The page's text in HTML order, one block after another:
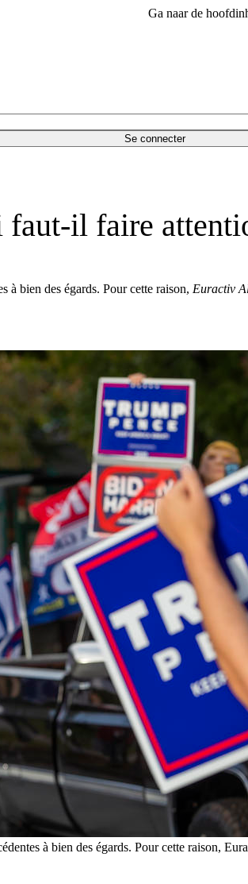
Ga naar de
Se connecter
il faire
à bien des égards. Pour cette raison, Euractiv
à bien des égards. Pour cette raison,